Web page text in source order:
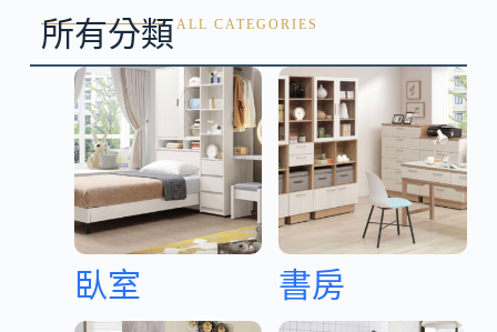
ALL CATEGORIES
所有分類
臥室 書房